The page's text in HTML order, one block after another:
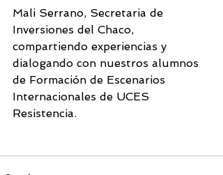
Mali Serrano, Secretaria de
Inversiones del Chaco,
compartiendo experiencias y
dialogando con nuestros alumnos
de Formación de Escenarios
Internacionales de UCES
Resistencia.